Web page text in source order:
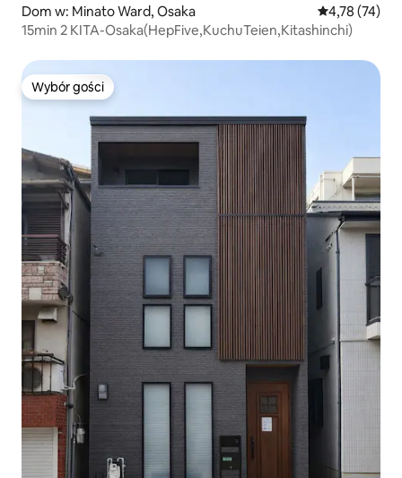
Dom w: Minato Ward, Osaka Średnia
4,78 (74)
15min 2 KITA-Osaka(HepFive,KuchuTeien,Kitashinchi)
Wybór gości
Wybór gości